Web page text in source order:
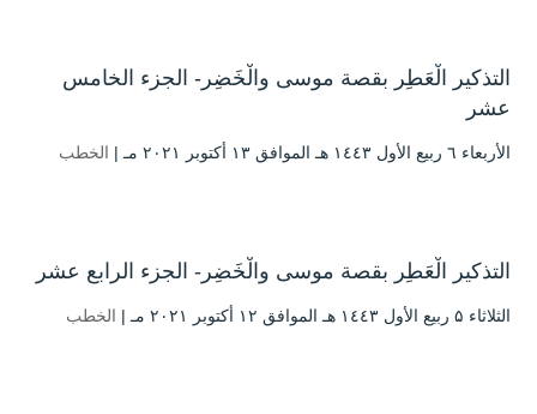
التذكير الْعَطِر بقصة موسى والْخَضِر- الجزء الخامس
عشر
الأربعاء ٦ ربيع الأول ۱٤٤۳ هـ الموافق ۱۳ أكتوبر ۲۰۲۱ مـ | الخطب
التذكير الْعَطِر بقصة موسى والْخَضِر- الجزء الرابع عشر
الثلاثاء ۵ ربيع الأول ۱٤٤۳ هـ الموافق ۱۲ أكتوبر ۲۰۲۱ مـ | الخطب